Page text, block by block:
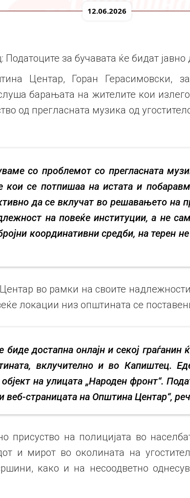
12.06.2026
за бучавата ќе бидат јавно
Центар, Горан Герасимовски,
барањата на жителите кои
од прегласната музика од
со проблемот со прегласната
кои се потпишаа на истата и
да се вклучат во решавањето на
на повеќе институции, а не
координативни средби, на терен
во рамки на своите
локации низ општината се
биде достапна онлајн и секој
вклучително и во Капиштец.
на улицата „Народен фронт“.
страницата на Општина Центар“,
присуство на полицијата во
и мирот во околината на
како и на несоодветно